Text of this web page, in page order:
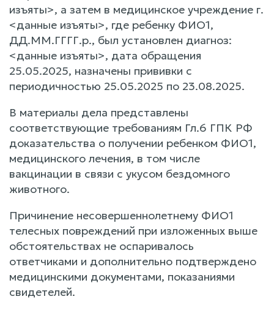
изъяты>, а затем в медицинское учреждение г.
<данные изъяты>, где ребенку ФИО1,
ДД.ММ.ГГГГ.р., был установлен диагноз:
<данные изъяты>, дата обращения
25.05.2025, назначены прививки с
периодичностью 25.05.2025 по 23.08.2025.
В материалы дела представлены
соответствующие требованиям Гл.6 ГПК РФ
доказательства о получении ребенком ФИО1,
медицинского лечения, в том числе
вакцинации в связи с укусом бездомного
животного.
Причинение несовершеннолетнему ФИО1
телесных повреждений при изложенных выше
обстоятельствах не оспаривалось
ответчиками и дополнительно подтверждено
медицинскими документами, показаниями
свидетелей.